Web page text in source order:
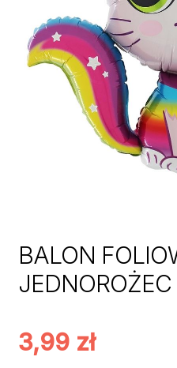
Koszyk
BALON
JEDNOROŻEC
3,99 zł